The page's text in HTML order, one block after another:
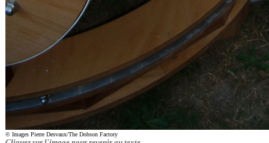
© Images Pierre Desvaux/The Dobson Factory